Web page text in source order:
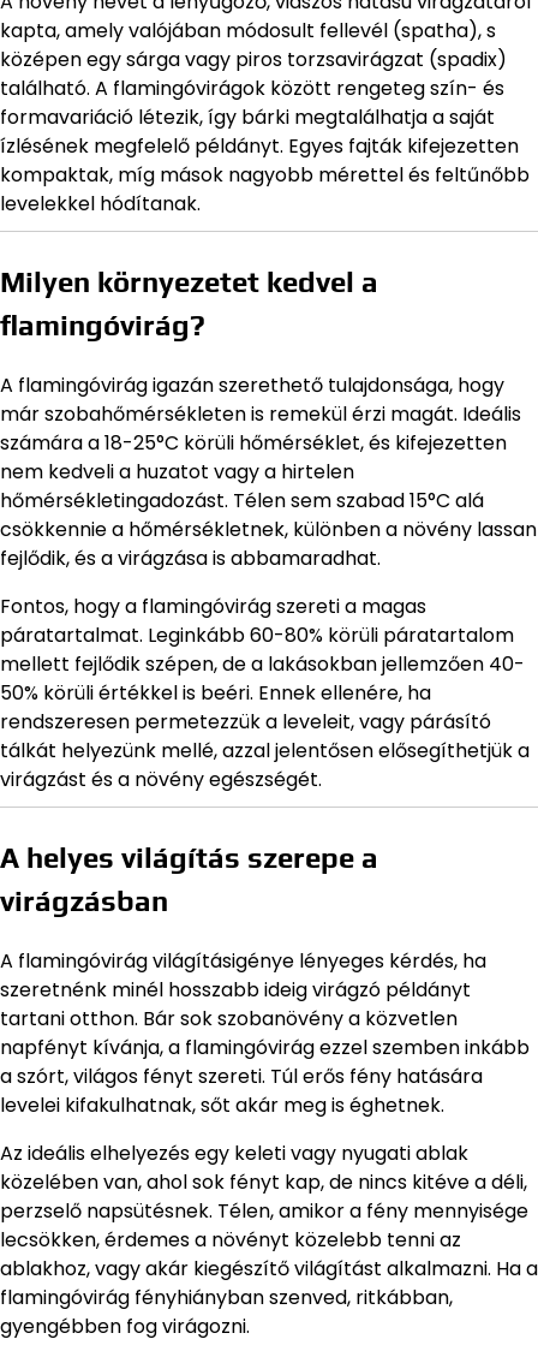
kapta, amely valójában módosult fellevél (spatha), s
középen egy sárga vagy piros torzsavirágzat (spadix)
található. A flamingóvirágok között rengeteg szín- és
formavariáció létezik, így bárki megtalálhatja a saját
ízlésének megfelelő példányt. Egyes fajták kifejezetten
kompaktak, míg mások nagyobb mérettel és feltűnőbb
levelekkel hódítanak.
Milyen környezetet kedvel a
flamingóvirág?
A flamingóvirág igazán szerethető tulajdonsága, hogy
már szobahőmérsékleten is remekül érzi magát. Ideális
számára a 18-25°C körüli hőmérséklet, és kifejezetten
nem kedveli a huzatot vagy a hirtelen
hőmérsékletingadozást. Télen sem szabad 15°C alá
csökkennie a hőmérsékletnek, különben a növény lassan
fejlődik, és a virágzása is abbamaradhat.
Fontos, hogy a flamingóvirág szereti a magas
páratartalmat. Leginkább 60-80% körüli páratartalom
mellett fejlődik szépen, de a lakásokban jellemzően 40-
50% körüli értékkel is beéri. Ennek ellenére, ha
rendszeresen permetezzük a leveleit, vagy párásító
tálkát helyezünk mellé, azzal jelentősen elősegíthetjük a
virágzást és a növény egészségét.
A helyes világítás szerepe a
virágzásban
A flamingóvirág világításigénye lényeges kérdés, ha
szeretnénk minél hosszabb ideig virágzó példányt
tartani otthon. Bár sok szobanövény a közvetlen
napfényt kívánja, a flamingóvirág ezzel szemben inkább
a szórt, világos fényt szereti. Túl erős fény hatására
levelei kifakulhatnak, sőt akár meg is éghetnek.
Az ideális elhelyezés egy keleti vagy nyugati ablak
közelében van, ahol sok fényt kap, de nincs kitéve a déli,
perzselő napsütésnek. Télen, amikor a fény mennyisége
lecsökken, érdemes a növényt közelebb tenni az
ablakhoz, vagy akár kiegészítő világítást alkalmazni. Ha a
flamingóvirág fényhiányban szenved, ritkábban,
gyengébben fog virágozni.